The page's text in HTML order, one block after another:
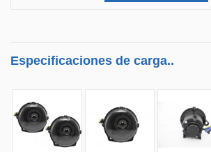
Especificaciones de carga..